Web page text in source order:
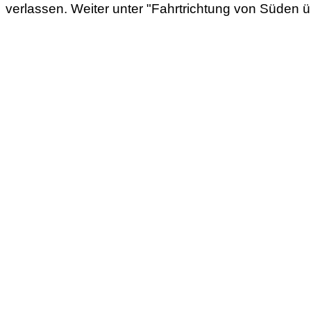
verlassen. Weiter unter "Fahrtrichtung von Süden